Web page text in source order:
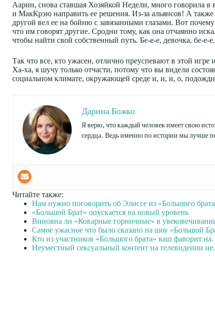
Аарин, снова ставшая Хозяйкой Недели, много говорила в
и МакКрэю направить ее решения. Из-за альянсов! А
другой вел ее на бойню с завязанными глазами. Вот
что им говорят другие. Сродни тому, как она отчаянно
чтобы найти свой собственный путь. Бе-е-е, девочка, бе-е-е.
Так что все, кто ужасен, отлично преуспевают в этой
Ха-ха, я шучу только отчасти, потому что вы видели
социальном климате, окружающей среде и, и, и, о,
Дарина Божко
Я верю, что каждый человек имеет свою
сердца. Ведь именно по истории мы лучше
Читайте также:
Нам нужно поговорить об Элиссе из «Большого
«Большой Брат» опускается на новый уровень
Виновна ли «Коварные горничные» в
Самое ужасное что было сказано на шоу «Большой
Кто из участников «Большого брата» ваш фаворит
Неуместный сексуальный контент на телевидении